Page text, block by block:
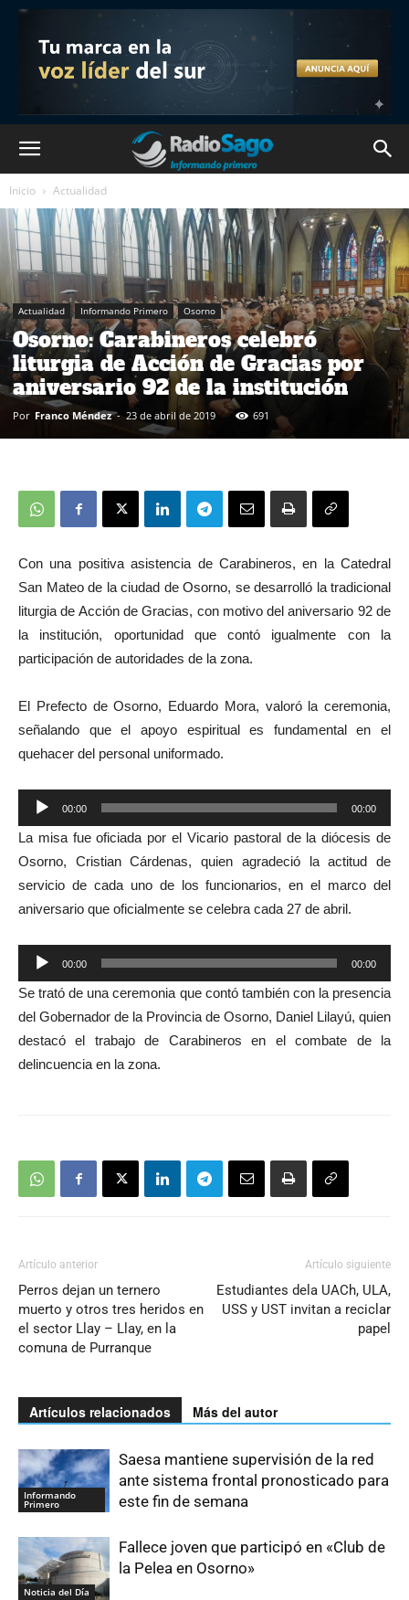
Inicio Actualidad
Actualidad Informando Primero Osorno
Osorno: Carabineros celebró
liturgia de Acción de Gracias por
aniversario 92 de la institución
Por Franco Méndez - 23 de abril de 2019 691
Con una positiva asistencia de Carabineros, en la Catedral
San Mateo de la ciudad de Osorno, se desarrolló la tradicional
liturgia de Acción de Gracias, con motivo del aniversario 92 de
la institución, oportunidad que contó igualmente con la
participación de autoridades de la zona.
El Prefecto de Osorno, Eduardo Mora, valoró la ceremonia,
señalando que el apoyo espiritual es fundamental en el
quehacer del personal uniformado.
Reproductor
de
audio
00:00 00:00
La misa fue oficiada por el Vicario pastoral de la diócesis de
Osorno, Cristian Cárdenas, quien agradeció la actitud de
servicio de cada uno de los funcionarios, en el marco del
aniversario que oficialmente se celebra cada 27 de abril.
Reproductor
de
audio
00:00 00:00
Se trató de una ceremonia que contó también con la presencia
del Gobernador de la Provincia de Osorno, Daniel Lilayú, quien
destacó el trabajo de Carabineros en el combate de la
delincuencia en la zona.
Artículo anterior
Perros dejan un ternero
muerto y otros tres heridos en
el sector Llay – Llay, en la
comuna de Purranque
Artículo siguiente
Estudiantes dela UACh, ULA,
USS y UST invitan a reciclar
papel
Artículos relacionados Más del autor
Informando
Primero
Saesa mantiene supervisión de la red
ante sistema frontal pronosticado para
este fin de semana
Noticia del Día
Fallece joven que participó en «Club de
la Pelea en Osorno»